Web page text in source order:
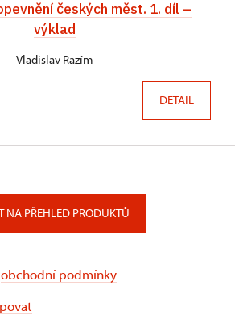
českých měst. 1. díl –
výklad
Vladislav Razím
DETAIL
NA PŘEHLED PRODUKTŮ
obchodní podmínky